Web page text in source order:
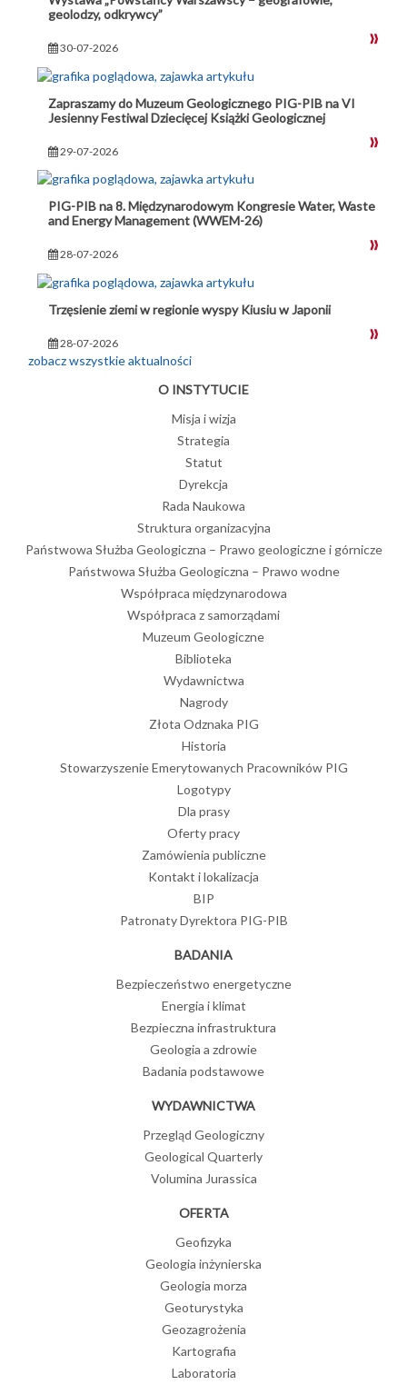
geolodzy, odkrywcy”
30-07-2026
Zapraszamy do Muzeum Geologicznego PIG-PIB na VI
Jesienny Festiwal Dziecięcej Książki Geologicznej
29-07-2026
PIG-PIB na 8. Międzynarodowym Kongresie Water, Waste
and Energy Management (WWEM-26)
28-07-2026
Trzęsienie ziemi w regionie wyspy Kiusiu w Japonii
28-07-2026
zobacz wszystkie aktualności
O INSTYTUCIE
Misja i wizja
Strategia
Statut
Dyrekcja
Rada Naukowa
Struktura organizacyjna
Państwowa Służba Geologiczna – Prawo geologiczne i górnicze
Państwowa Służba Geologiczna – Prawo wodne
Współpraca międzynarodowa
Współpraca z samorządami
Muzeum Geologiczne
Biblioteka
Wydawnictwa
Nagrody
Złota Odznaka PIG
Historia
Stowarzyszenie Emerytowanych Pracowników PIG
Logotypy
Dla prasy
Oferty pracy
Zamówienia publiczne
Kontakt i lokalizacja
BIP
Patronaty Dyrektora PIG-PIB
BADANIA
Bezpieczeństwo energetyczne
Energia i klimat
Bezpieczna infrastruktura
Geologia a zdrowie
Badania podstawowe
WYDAWNICTWA
Przegląd Geologiczny
Geological Quarterly
Volumina Jurassica
OFERTA
Geofizyka
Geologia inżynierska
Geologia morza
Geoturystyka
Geozagrożenia
Kartografia
Laboratoria